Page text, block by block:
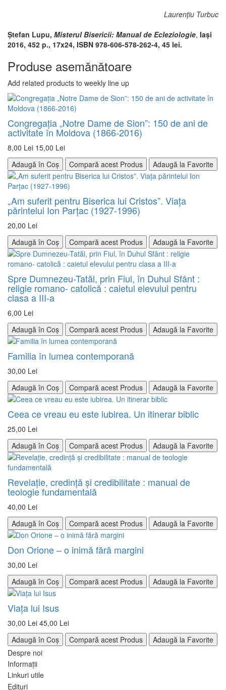
Laurenţiu Turbuc
Ștefan Lupu, Misterul Bisericii: Manual de Ecleziologie, Iaşi
2016, 452 p., 17x24, ISBN 978-606-578-262-4, 45 lei.
Produse asemănătoare
Add related products to weekly line up
Congregaţia „Notre Dame de Sion”: 150 de ani de
activitate în Moldova (1866-2016)
8,00 Lei 15,00 Lei
Adaugă în Coș
Compară acest Produs Adaugă la Favorite
„Am suferit pentru Biserica lui Cristos”. Viața
părintelui Ion Parțac (1927-1996)
20,00 Lei
Adaugă în Coș
Compară acest Produs Adaugă la Favorite
Spre Dumnezeu-Tatăl, prin Fiul, în Duhul Sfânt :
religie romano- catolică : caietul elevului pentru
clasa a III-a
6,00 Lei
Adaugă în Coș
Compară acest Produs Adaugă la Favorite
Familia în lumea contemporană
30,00 Lei
Adaugă în Coș
Compară acest Produs Adaugă la Favorite
Ceea ce vreau eu este iubirea. Un itinerar biblic
25,00 Lei
Adaugă în Coș
Compară acest Produs Adaugă la Favorite
Revelaţie, credință și credibilitate : manual de
teologie fundamentală
40,00 Lei
Adaugă în Coș
Compară acest Produs Adaugă la Favorite
Don Orione – o inimă fără margini
30,00 Lei
Adaugă în Coș
Compară acest Produs Adaugă la Favorite
Viaţa lui Isus
30,00 Lei 45,00 Lei
Adaugă în Coș
Compară acest Produs
Adaugă la Favorite
Despre noi
Informații
Linkuri utile
Edituri